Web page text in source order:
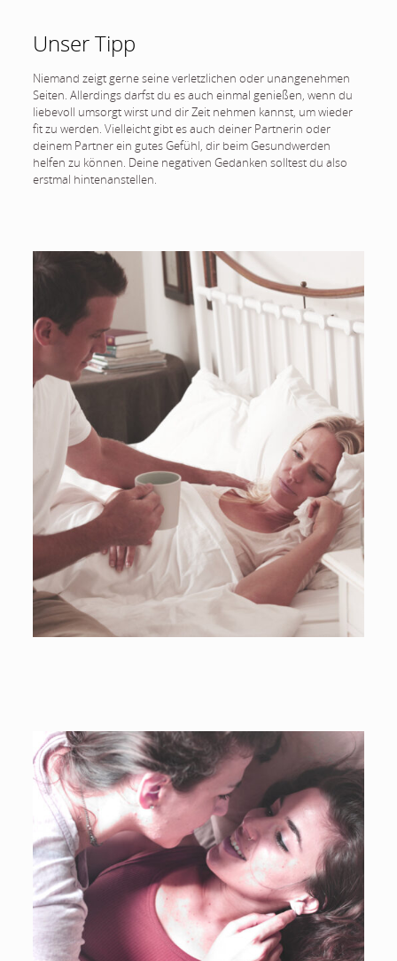
Unser Tipp
Niemand zeigt gerne seine verletzlichen oder unangenehmen
Seiten. Allerdings darfst du es auch einmal genießen, wenn du
liebevoll umsorgt wirst und dir Zeit nehmen kannst, um wieder
fit zu werden. Vielleicht gibt es auch deiner Partnerin oder
deinem Partner ein gutes Gefühl, dir beim Gesundwerden
helfen zu können. Deine negativen Gedanken solltest du also
erstmal hintenanstellen.